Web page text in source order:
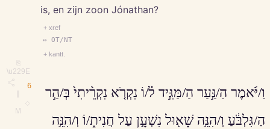
⎘
\u229E
M
is, en zijn zoon Jónathan?
+ xref
↔ OT/NT
+ kantt.
6
וַ/יֹּ֜אמֶר הַ/נַּ֣עַר הַ/מַּגִּ֣יד ל֗/וֹ נִקְרֹ֤א נִקְרֵ֨יתִי֙ בְּ/הַ֣ר
הַ/גִּלְבֹּ֔עַ וְ/הִנֵּ֥ה שָׁא֖וּל נִשְׁעָ֣ן עַל חֲנִית֑/וֹ וְ/הִנֵּ֥ה